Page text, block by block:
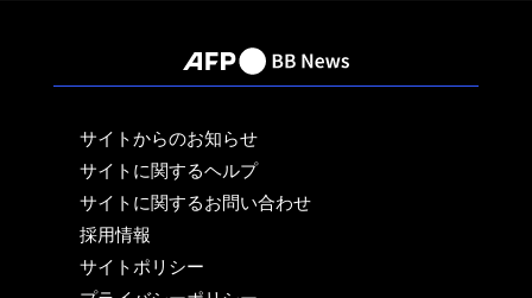
サイトからのお知らせ
サイトに関するヘルプ
サイトに関するお問い合わせ
採用情報
サイトポリシー